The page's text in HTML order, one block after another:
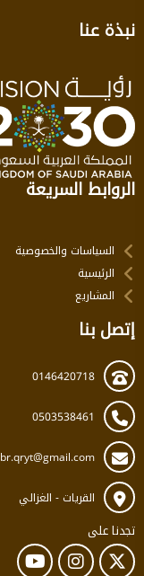
نبذة عنا
الروابط السريعة
السياسات والخصوصية
الرئيسية
المشاريع
إتصل بنا
0146420718
0503538461
br.qryt@gmail.com
القريات - الغزالي
تجدنا على